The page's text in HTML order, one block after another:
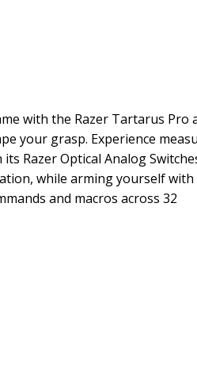
with the Razer Tartarus Pro
your grasp. Experience
Razer Optical Analog
while arming yourself with
and macros across 32